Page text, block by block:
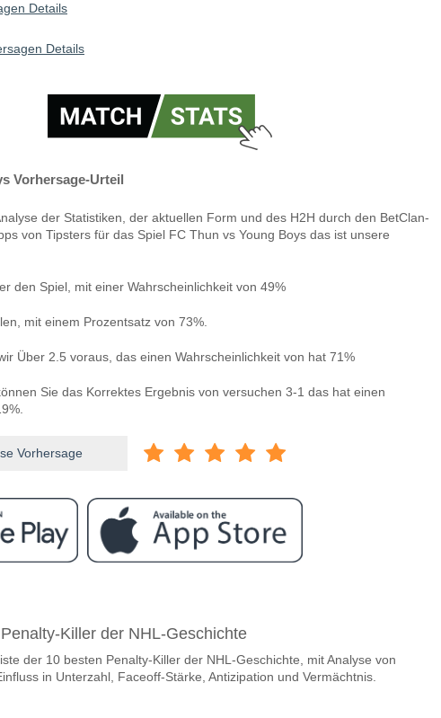
Details
Details
Vorhersage-Urteil
der Statistiken, der aktuellen Form und des H2H durch den BetClan-
von Tipsters für das Spiel FC Thun vs Young Boys das ist unsere
den Spiel, mit einer Wahrscheinlichkeit von 49%
mit einem Prozentsatz von 73%.
Über 2.5 voraus, das einen Wahrscheinlichkeit von hat 71%
Sie das Korrektes Ergebnis von versuchen 3-1 das hat einen
Vorhersage
v Young Boys 14 May 2026 15:30.
zwischen dem zu gewinnen ist FC Thun v Young Boys?
Killer der NHL-Geschichte
der 10 besten Penalty-Killer der NHL-Geschichte, mit Analyse von
in Unterzahl, Faceoff-Stärke, Antizipation und Vermächtnis.